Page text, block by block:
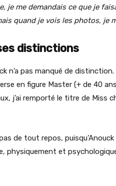
je me demandais ce que je
quand je vois les photos, je
distinctions
n’a pas manqué de
en figure Master (+ de 40
j’ai remporté le titre de Miss
de tout repos,
physiquement et